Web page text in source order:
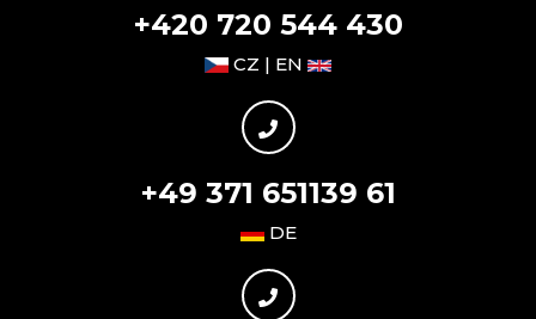
+420 720 544 430
CZ | EN
+49 371 651139 61
DE